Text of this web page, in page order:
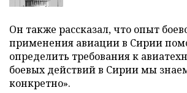
Он также рассказал, что опыт
применения авиации в Сирии
определить требования к
боевых действий в Сирии мы
конкретно».